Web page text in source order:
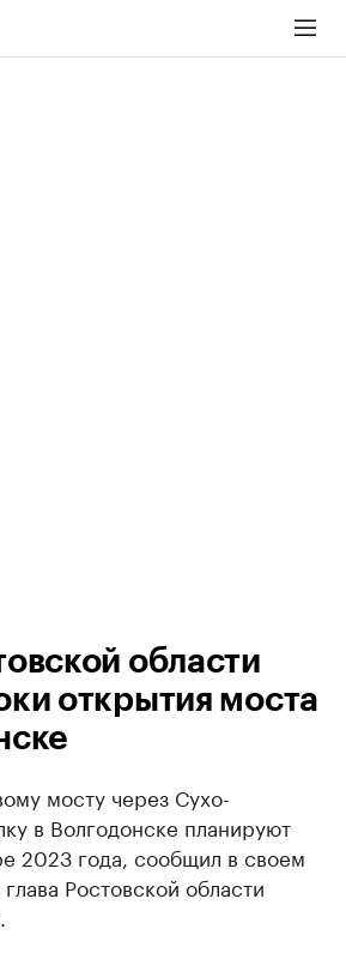
области
открытия моста
мосту через Сухо-
в Волгодонске планируют
2023 года, сообщил в своем
Ростовской области